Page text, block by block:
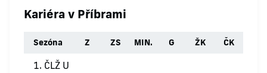
Kariéra v Příbrami
Sezóna Z ZS MIN. G ŽK ČK
1. ČLŽ U